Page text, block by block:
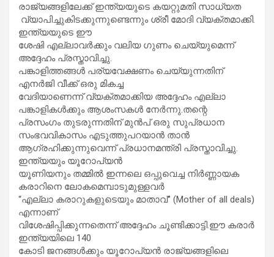
രാജ്യങ്ങളിലേക്ക് ഇന്ത്യയുടെ കയറ്റുമതി സാധ്യത
വ്യാപിച്ചുകിടക്കുന്നുണ്ടെന്നും ശ്രീ മോദി വ്യക്തമാക്കി.
ഇന്ത്യയുടെ ഈ
ശേഷി എല്ലാവർക്കും വലിയ ഗുണം ചെയ്യുമെന്ന്
അദ്ദേഹം പ്രസ്താവിച്ചു.
പങ്കാളിത്തങ്ങൾ പര്യവേക്ഷണം ചെയ്യുന്നതിന്
എനർജി വീക്ക് ഒരു മികച്ച
വേദിയാണെന്ന് വ്യക്തമാക്കിയ അദ്ദേഹം എല്ലാ
പങ്കാളികൾക്കും ആശംസകൾ നേർന്നു.തന്റെ
പ്രസംഗം തുടരുന്നതിന് മുൻപ് ഒരു സുപ്രധാന
സംഭവവികാസം എടുത്തുപറയാൻ താൻ
ആഗ്രഹിക്കുന്നുവെന്ന് പ്രധാനമന്ത്രി പ്രസ്താവിച്ചു.
ഇന്ത്യയും യൂറോപ്യൻ
യൂണിയനും തമ്മിൽ ഇന്നലെ ഒപ്പുവെച്ച നിർണ്ണായക
കരാറിനെ ലോകമെമ്പാടുമുള്ളവർ
“എല്ലാ കരാറുകളുടെയും മാതാവ്” (Mother of all deals)
എന്നാണ്
വിശേഷിപ്പിക്കുന്നതെന്ന് അദ്ദേഹം ചൂണ്ടിക്കാട്ടി.ഈ കരാർ
ഇന്ത്യയിലെ 140
കോടി ജനങ്ങൾക്കും യൂറോപ്യൻ രാജ്യങ്ങളിലെ